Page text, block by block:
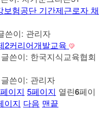
험공단 기간제근로자 채
쓴이: 관리자
2커리어개발교육
글쓴이: 한국지식교육협회
글쓴이: 관리자
페이지 5페이지 열린6페이
이지 다음 맨끝